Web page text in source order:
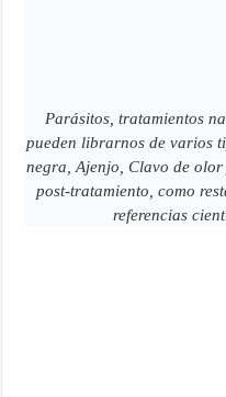
Parásitos, tratamientos
pueden librarnos de varios
negra, Ajenjo, Clavo de
post-tratamiento, como
referencias